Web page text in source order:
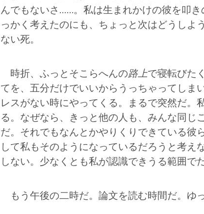
んでもないさ……。私は生まれかけの彼を叩
っかく考えたのにも、ちょっと次はどうしよ
ない死。
時折、ふっとそこらへんの路上で寝転びた
てを、五分だけでいいからうっちゃってしま
レスがない時にやってくる。まるで突然だ。
る。なぜなら、きっと他の人も、みんな同じ
だ。それでもなんとかやりくりできている彼
して私もそのようになっているだろうと考え
しない。少なくとも私が認識できうる範囲でだ
もう午後の二時だ。論文を読む時間だ。ゆ